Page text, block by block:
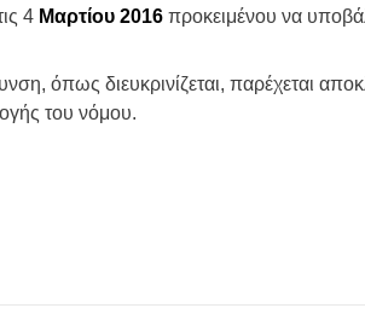
4 Μαρτίου 2016 προκειμένου να
όπως διευκρινίζεται, παρέχεται
του νόμου.